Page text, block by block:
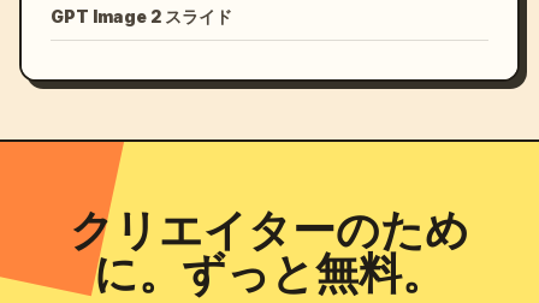
GPT Image 2 スライド
クリエイターのため
に。ずっと無料。